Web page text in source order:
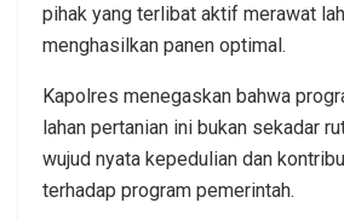
pihak yang terlibat aktif merawat
menghasilkan panen optimal.
Kapolres menegaskan bahwa
lahan pertanian ini bukan sekadar
wujud nyata kepedulian dan
terhadap program pemerintah.